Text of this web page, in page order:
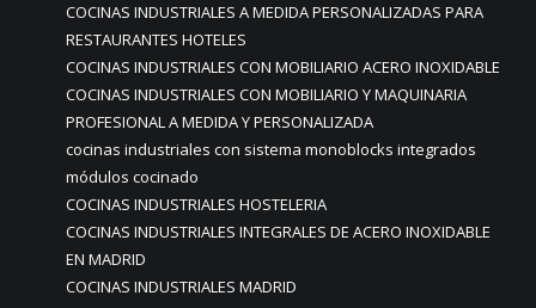
COCINAS INDUSTRIALES A MEDIDA PERSONALIZADAS PARA
RESTAURANTES HOTELES
COCINAS INDUSTRIALES CON MOBILIARIO ACERO INOXIDABLE
COCINAS INDUSTRIALES CON MOBILIARIO Y MAQUINARIA
PROFESIONAL A MEDIDA Y PERSONALIZADA
cocinas industriales con sistema monoblocks integrados
módulos cocinado
COCINAS INDUSTRIALES HOSTELERIA
COCINAS INDUSTRIALES INTEGRALES DE ACERO INOXIDABLE
EN MADRID
COCINAS INDUSTRIALES MADRID